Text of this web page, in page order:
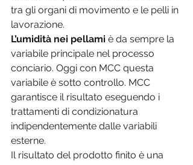
tra gli organi di movimento e le pelli in
lavorazione.
L’umidità nei pellami è da sempre la
variabile principale nel processo
conciario. Oggi con MCC questa
variabile è sotto controllo. MCC
garantisce il risultato eseguendo i
trattamenti di condizionatura
indipendentemente dalle variabili
esterne.
Il risultato del prodotto finito è una